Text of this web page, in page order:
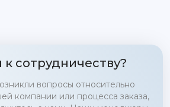
к сотрудничеству?
вопросы относительно
компании или процесса заказа,